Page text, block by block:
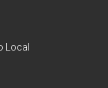
Local